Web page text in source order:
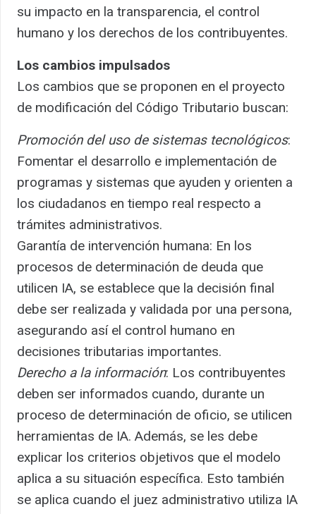
su impacto en la transparencia, el control
humano y los derechos de los contribuyentes.
Los cambios impulsados
Los cambios que se proponen en el proyecto
de modificación del Código Tributario buscan:
Promoción del uso de sistemas tecnológicos:
Fomentar el desarrollo e implementación de
programas y sistemas que ayuden y orienten a
los ciudadanos en tiempo real respecto a
trámites administrativos.
Garantía de intervención humana: En los
procesos de determinación de deuda que
utilicen IA, se establece que la decisión final
debe ser realizada y validada por una persona,
asegurando así el control humano en
decisiones tributarias importantes.
Derecho a la información: Los contribuyentes
deben ser informados cuando, durante un
proceso de determinación de oficio, se utilicen
herramientas de IA. Además, se les debe
explicar los criterios objetivos que el modelo
aplica a su situación específica. Esto también
se aplica cuando el juez administrativo utiliza IA